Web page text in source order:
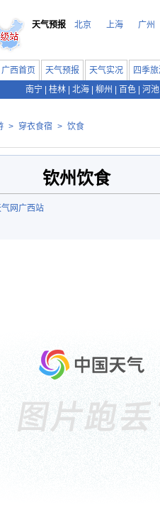
天气预报
北京 上海 广州
广西首页 天气预报 天气实况
四季
南宁
桂林 北海 柳州 百色 河池
> 穿衣食宿 > 饮食
钦州饮食
网广西站